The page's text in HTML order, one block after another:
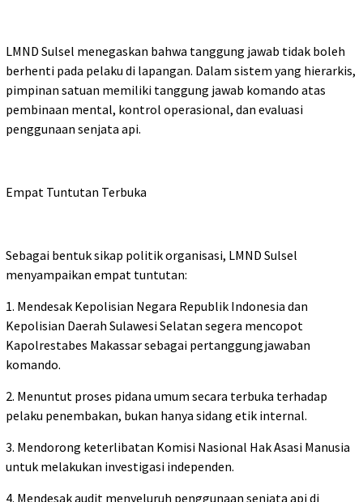
LMND Sulsel menegaskan bahwa tanggung jawab tidak boleh
berhenti pada pelaku di lapangan. Dalam sistem yang hierarkis,
pimpinan satuan memiliki tanggung jawab komando atas
pembinaan mental, kontrol operasional, dan evaluasi
penggunaan senjata api.
Empat Tuntutan Terbuka
Sebagai bentuk sikap politik organisasi, LMND Sulsel
menyampaikan empat tuntutan:
1. Mendesak Kepolisian Negara Republik Indonesia dan
Kepolisian Daerah Sulawesi Selatan segera mencopot
Kapolrestabes Makassar sebagai pertanggungjawaban
komando.
2. Menuntut proses pidana umum secara terbuka terhadap
pelaku penembakan, bukan hanya sidang etik internal.
3. Mendorong keterlibatan Komisi Nasional Hak Asasi Manusia
untuk melakukan investigasi independen.
4. Mendesak audit menyeluruh penggunaan senjata api di